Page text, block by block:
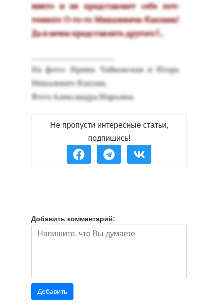
ник­то и не пред­став­ля­ет се­бе поч­
тенно­го О-го-го Ми­хале­вича-Кап­ла­на!
Да и за­чем пред­став­лять дру­гого?..
На фо­то: Ири­на Чай­ков­ская и Игорь
Ми­хале­вич-Кап­лан.
Фо­то Алек­сан­дра Марь­ина.
Не пропусти интересные статьи,
подпишись!
Добавить комментарий: